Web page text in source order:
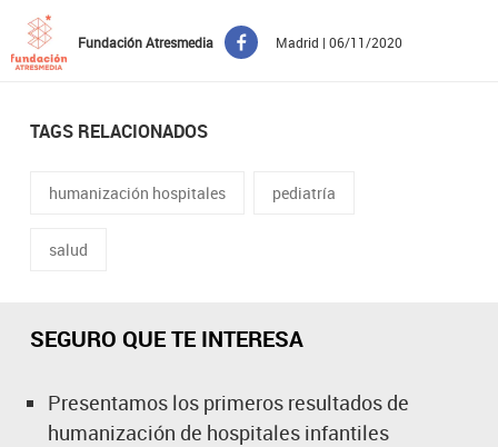
Fundación Atresmedia Madrid | 06/11/2020
TAGS RELACIONADOS
humanización hospitales pediatría
salud
SEGURO QUE TE INTERESA
Presentamos los primeros resultados de
humanización de hospitales infantiles